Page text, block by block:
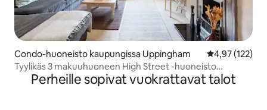
Condo-huoneisto kaupungissa Uppingham
4,97 (122)
Tyylikäs 3 makuuhuoneen High Street -huoneisto
Uppinghamissa
Perheille sopivat vuokrattavat talot